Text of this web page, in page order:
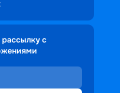
с